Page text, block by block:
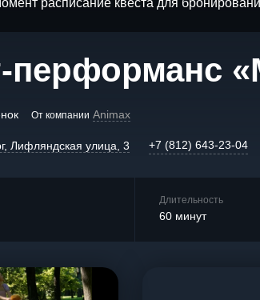
расписание квеста для
перформанс
От компании Animax
Лифляндская улица, 3 +7 (812) 643-23-04
Длительность
60 минут